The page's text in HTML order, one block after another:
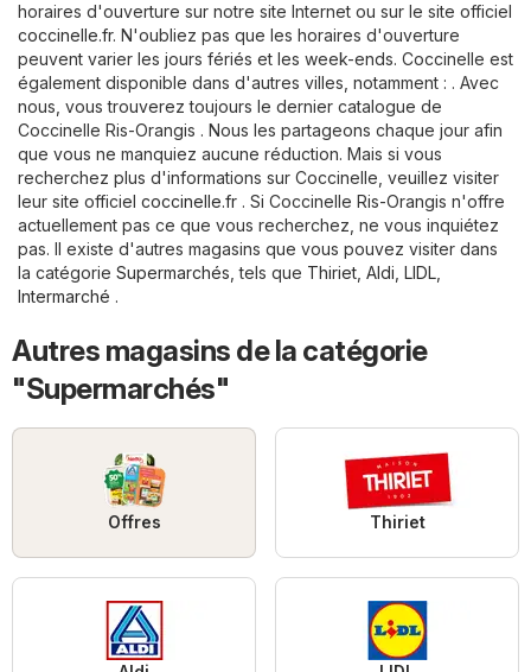
horaires d'ouverture sur notre site Internet ou sur le site officiel
coccinelle.fr. N'oubliez pas que les horaires d'ouverture
peuvent varier les jours fériés et les week-ends. Coccinelle est
également disponible dans d'autres villes, notamment : . Avec
nous, vous trouverez toujours le dernier catalogue de
Coccinelle Ris-Orangis . Nous les partageons chaque jour afin
que vous ne manquiez aucune réduction. Mais si vous
recherchez plus d'informations sur Coccinelle, veuillez visiter
leur site officiel coccinelle.fr . Si Coccinelle Ris-Orangis n'offre
actuellement pas ce que vous recherchez, ne vous inquiétez
pas. Il existe d'autres magasins que vous pouvez visiter dans
la catégorie Supermarchés, tels que Thiriet, Aldi, LIDL,
Intermarché .
Autres magasins de la catégorie
"Supermarchés"
Offres Thiriet